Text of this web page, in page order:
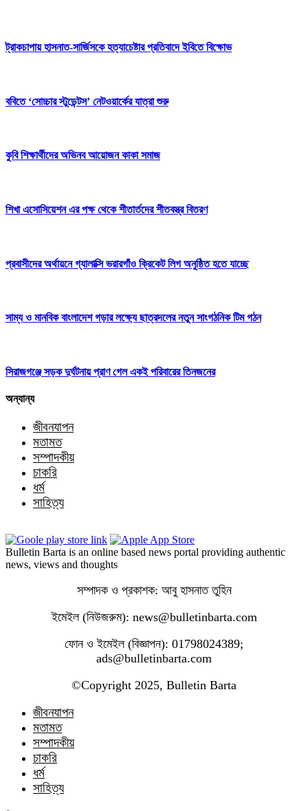
ট্রাকচাপায় হাসনাত-সার্জিসকে হত্যাচেষ্টার প্রতিবাদে ইবিতে বিক্ষোভ
ববিতে ‘সোচ্চার স্টুডেন্টস’ নেটওয়ার্কের যাত্রা শুরু
কুবি শিক্ষার্থীদের অভিনব আয়োজন কাকা সমাজ
শিখা এসোসিয়েশন এর পক্ষ থেকে শীতার্তদের শীতবস্ত্র বিতরণ
প্রবাসীদের অর্থায়নে গ্যালাক্সি ভরারগাঁও ক্রিকেট লিগ অনুষ্ঠিত হতে যাচ্ছে
সাম্য ও মানবিক বাংলাদেশ গড়ার লক্ষ্যে ছাত্রদলের নতুন সাংগঠনিক টিম গঠন
সিরাজগঞ্জে সড়ক দুর্ঘটনায় প্রাণ গেল এক‌ই পরিবারের তিনজনের
অন্যান্য
জীবনযাপন
মতামত
সম্পাদকীয়
চাকরি
ধর্ম
সাহিত্য
Bulletin Barta is an online based news portal providing authentic
news, views and thoughts
সম্পাদক ও প্রকাশক: আবু হাসনাত তুহিন
ইমেইল (নিউজরুম): news@bulletinbarta.com
ফোন ও ইমেইল (বিজ্ঞাপন): 01798024389;
ads@bulletinbarta.com
©️Copyright 2025, Bulletin Barta
জীবনযাপন
মতামত
সম্পাদকীয়
চাকরি
ধর্ম
সাহিত্য